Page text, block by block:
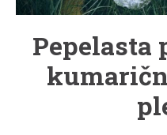
Pepelasta